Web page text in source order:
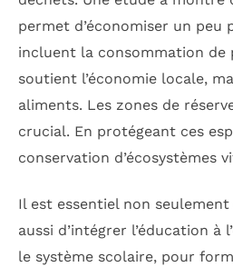
permet d’économiser un peu
incluent la consommation de
soutient l’économie locale,
aliments. Les zones de
crucial. En protégeant ces
conservation d’écosystèmes
Il est essentiel non
aussi d’intégrer l’éducation
le système scolaire, pour